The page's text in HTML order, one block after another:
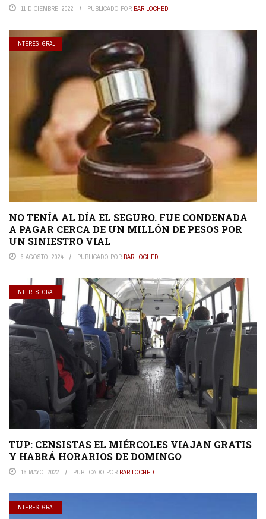
11 DICIEMBRE, 2022 PUBLICADO POR BARILOCHED
INTERES. GRAL.
NO TENÍA AL DÍA EL SEGURO. FUE CONDENADA
A PAGAR CERCA DE UN MILLÓN DE PESOS POR
UN SINIESTRO VIAL
6 AGOSTO, 2024 PUBLICADO POR BARILOCHED
INTERES. GRAL.
TUP: CENSISTAS EL MIÉRCOLES VIAJAN GRATIS
Y HABRÁ HORARIOS DE DOMINGO
16 MAYO, 2022 PUBLICADO POR BARILOCHED
INTERES. GRAL.